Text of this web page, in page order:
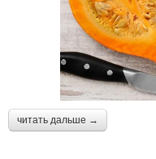
читать дальше →